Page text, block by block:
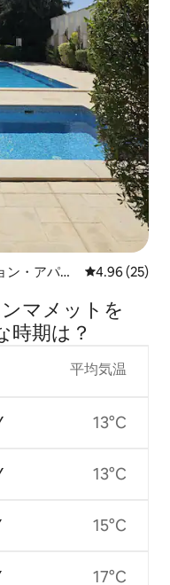
・アパー
レビュー25
4.96 (25)
マメットを
時⁠期⁠は⁠？
平均気温
13°C
13°C
15°C
17°C